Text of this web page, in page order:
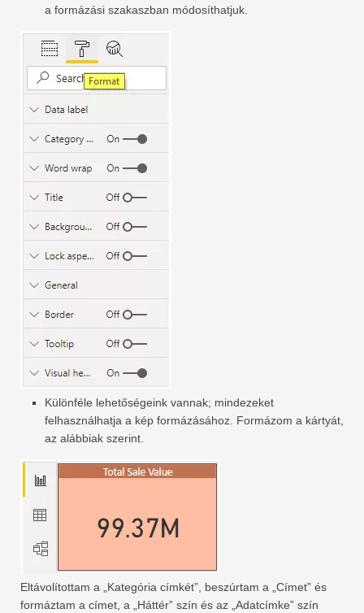
a formázási szakaszban módosíthatjuk.
Különféle lehetőségeink vannak; mindezeket
felhasználhatja a kép formázásához. Formázom a kártyát,
az alábbiak szerint.
Eltávolítottam a „Kategória címkét”, beszúrtam a „Címet” és
formáztam a címet, a „Háttér” szín és az „Adatcímke” szín